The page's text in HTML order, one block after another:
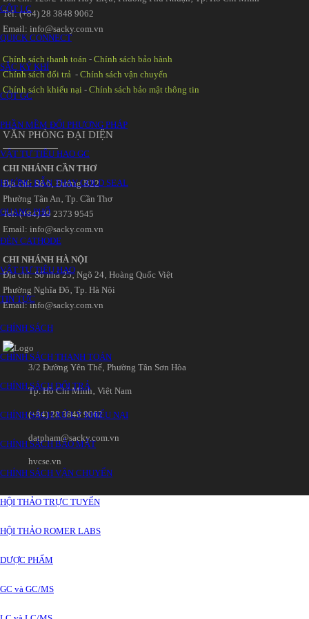
CỘT LC
QUICK CONNECT
SẮC KÝ KHÍ
CỘT GC
PHẦN MỀM ĐỔI PHƯƠNG PHÁP
VẬT TƯ TIÊU HAO GC
HƯỚNG DẪN THAY GOLD SEAL
QUANG PHỔ
ĐÈN CATHODE
VẬT TƯ TIÊU HAO
TIN TỨC
CHÍNH SÁCH
CHÍNH SÁCH THANH TOÁN
CHÍNH SÁCH ĐỔI TRẢ
CHÍNH SÁCH XỬ LÝ KHIẾU NẠI
CHÍNH SÁCH BẢO MẬT
CHÍNH SÁCH VẬN CHUYỂN
HỘI THẢO TRỰC TUYẾN
HỘI THẢO ROMER LABS
DƯỢC PHẨM
GC và GC/MS
Tel: (+84) 28 3848 9062
Email: info@sacky.com.vn
Chính sách thanh toán -Chính sách bảo hành
Chính sách đổi trả -Chính sách vận chuyển
Chính sách khiếu nại -Chính sách bảo mật thông tin
VĂN PHÒNG ĐẠI DIỆN
CHI NHÁNH CẦN THƠ
Địa chỉ: Số 6‚ Đường B22
Phường Tân An‚ Tp. Cần Thơ
Tel: (+84) 29 2373 9545
Email: info@sacky.com.vn
CHI NHÁNH HÀ NỘI
Địa chỉ: Số nhà 25‚ Ngõ 24‚ Hoàng Quốc Việt
Phường Nghĩa Đô‚ Tp. Hà Nội
Email: info@sacky.com.vn
3/2 Đường Yên Thế‚ Phường Tân Sơn Hòa
Tp. Hồ Chí Minh‚ Việt Nam
(+84) 28 3848 9062
datpham@sacky.com.vn
hvcse.vn